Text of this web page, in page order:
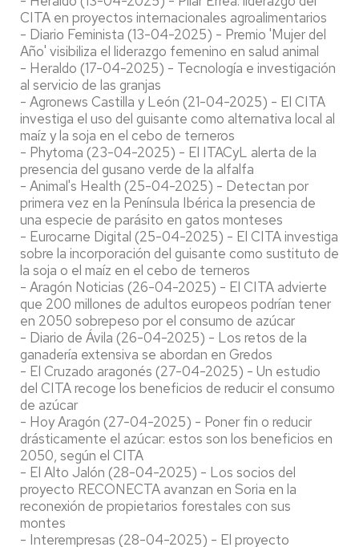
CITA en proyectos internacionales agroalimentarios
- Diario Feminista (13-04-2025) - Premio 'Mujer del
Año' visibiliza el liderazgo femenino en salud animal
- Heraldo (17-04-2025) - Tecnología e investigación
al servicio de las granjas
- Agronews Castilla y León (21-04-2025) - El CITA
investiga el uso del guisante como alternativa local al
maíz y la soja en el cebo de terneros
- Phytoma (23-04-2025) - El ITACyL alerta de la
presencia del gusano verde de la alfalfa
- Animal's Health (25-04-2025) - Detectan por
primera vez en la Península Ibérica la presencia de
una especie de parásito en gatos monteses
- Eurocarne Digital (25-04-2025) - El CITA investiga
sobre la incorporación del guisante como sustituto de
la soja o el maíz en el cebo de terneros
- Aragón Noticias (26-04-2025) - El CITA advierte
que 200 millones de adultos europeos podrían tener
en 2050 sobrepeso por el consumo de azúcar
- Diario de Ávila (26-04-2025) - Los retos de la
ganadería extensiva se abordan en Gredos
- El Cruzado aragonés (27-04-2025) - Un estudio
del CITA recoge los beneficios de reducir el consumo
de azúcar
- Hoy Aragón (27-04-2025) - Poner fin o reducir
drásticamente el azúcar: estos son los beneficios en
2050, según el CITA
- El Alto Jalón (28-04-2025) - Los socios del
proyecto RECONECTA avanzan en Soria en la
reconexión de propietarios forestales con sus
montes
- Interempresas (28-04-2025) - El proyecto